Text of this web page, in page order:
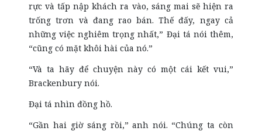
rực và tấp nập khách ra vào, sáng mai sẽ hiện ra
trống trơn và đang rao bán. Thế đấy, ngay cả
những việc nghiêm trọng nhất,” Đại tá nói thêm,
“cũng có mặt khôi hài của nó.”
“Và ta hãy để chuyện này có một cái kết vui,”
Brackenbury nói.
Đại tá nhìn đồng hồ.
“Gần hai giờ sáng rồi,” anh nói. “Chúng ta còn